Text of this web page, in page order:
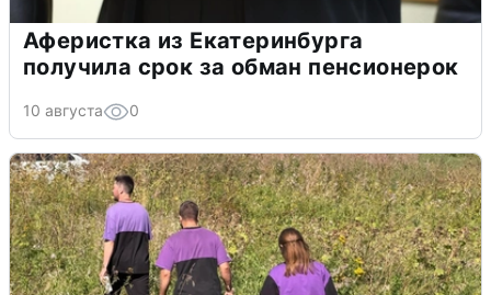
Аферистка из Екатеринбурга
получила срок за обман пенсионерок
10 августа 0